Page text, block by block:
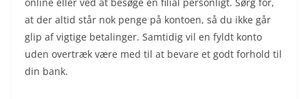
at der altid står nok penge på kontoen, så du ikke går
glip af vigtige betalinger. Samtidig vil en fyldt konto
uden overtræk være med til at bevare et godt forhold til
din bank.